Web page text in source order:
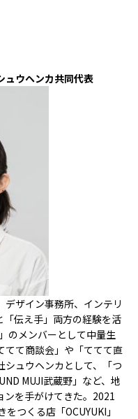
ュウヘンカ共同代表
ザイン事務所、インテリ
「伝え手」両方の経験を活
のメンバーとして中量生
てて商談会」や「ててて直
ュウヘンカとして、「つ
MUJI武蔵野」など、地
ンを手がけてきた。2021
つくる店「OCUYUKI」